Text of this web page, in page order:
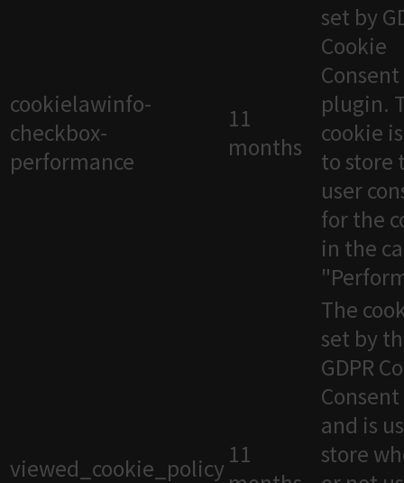
cookielawinfo-
checkbox-
performance
11
months
set by
Cookie
Consent
plugin.
cookie
to store
user
for the
in the
viewed_cookie_policy 11
The
set by
GDPR
and is
store